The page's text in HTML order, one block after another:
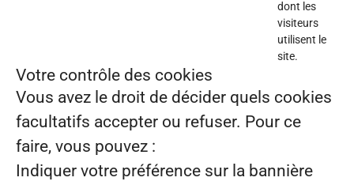
dont les
visiteurs
utilisent le
site.
Votre contrôle des cookies
Vous avez le droit de décider quels cookies
facultatifs accepter ou refuser. Pour ce
faire, vous pouvez :
Indiquer votre préférence sur la bannière